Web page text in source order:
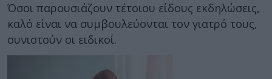
Όσοι παρουσιάζουν τέτοιου είδους εκδηλώσεις,
καλό είναι να συμβουλεύονται τον γιατρό τους,
συνιστούν οι ειδικοί.